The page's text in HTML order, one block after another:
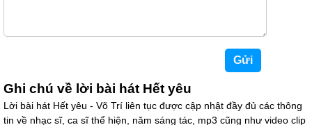
Ghi chú về lời bài hát Hết yêu
Lời bài hát Hết yêu - Võ Trí liên tục được cập nhật đầy đủ các thông
tin về nhạc sĩ, ca sĩ thể hiện, năm sáng tác, mp3 cũng như video clip